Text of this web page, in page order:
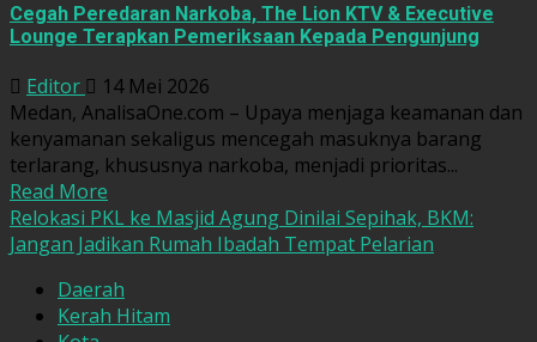
Cegah Peredaran Narkoba, The Lion KTV & Executive
Lounge Terapkan Pemeriksaan Kepada Pengunjung
Editor
14 Mei 2026
Medan, AnalisaOne.com – Upaya menjaga keamanan dan
kenyamanan sekaligus mencegah masuknya barang
terlarang, khususnya narkoba, menjadi prioritas...
Read More
Relokasi PKL ke Masjid Agung Dinilai Sepihak, BKM:
Jangan Jadikan Rumah Ibadah Tempat Pelarian
Daerah
Kerah Hitam